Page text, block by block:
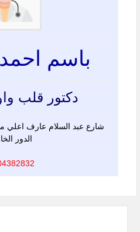
باسم
دكتور قلب
شارع عبد السلام عارف اعلي
الدور